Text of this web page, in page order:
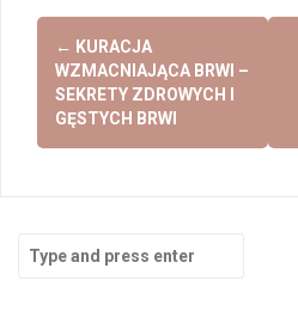
Post
navigation
← KURACJA
WZMACNIAJĄCA BRWI –
SEKRETY ZDROWYCH I
GĘSTYCH BRWI
for: